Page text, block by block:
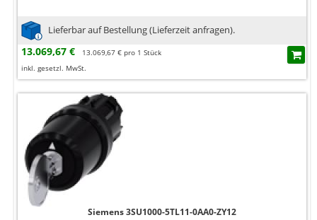
Lieferbar auf Bestellung (Lieferzeit anfragen).
13.069,67 €
13.069,67 € pro 1 Stück
inkl. gesetzl. MwSt.
Siemens 3SU1000-5TL11-0AA0-ZY12